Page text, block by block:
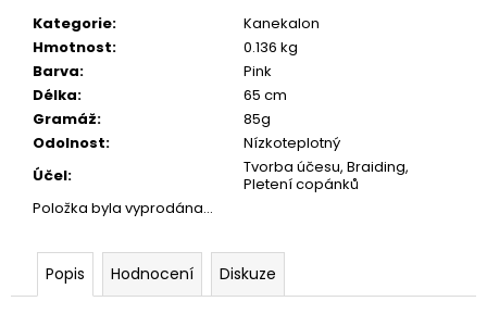
Kategorie:
Kanekalon
Hmotnost:
0.136 kg
Barva:
Pink
Délka:
65 cm
Gramáž:
85g
Odolnost:
Nízkoteplotný
Účel:
Tvorba účesu, Braiding,
Pletení copánků
Položka byla vyprodána…
Popis Hodnocení Diskuze